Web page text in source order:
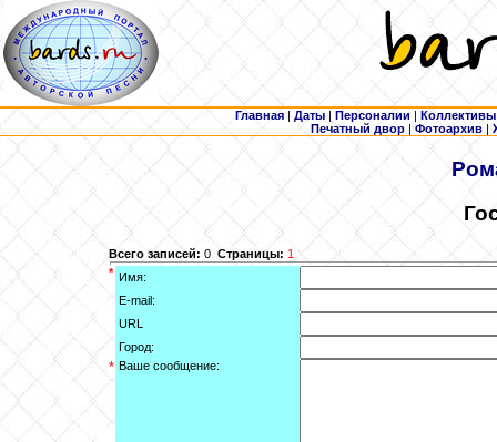
Главная | Даты | Персоналии | Коллективы
Печатный двор |Фотоархив |
Всего записей: 0 Страницы: 1
* Имя:
E-mail:
URL
Город:
* Ваше сообщение: